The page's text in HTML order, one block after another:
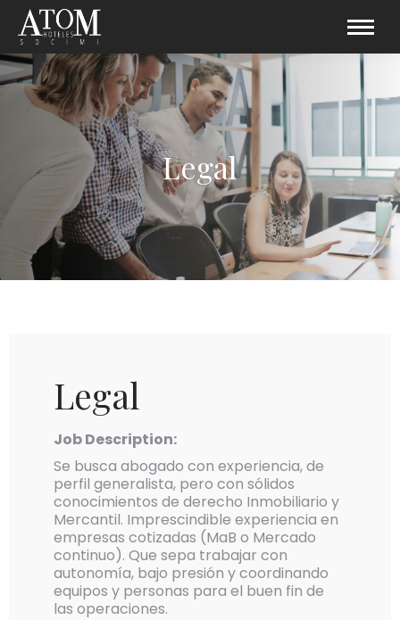
Legal
Legal
Job Description:
Se busca abogado con experiencia, de
perfil generalista, pero con sólidos
conocimientos de derecho Inmobiliario y
Mercantil. Imprescindible experiencia en
empresas cotizadas (MaB o Mercado
continuo). Que sepa trabajar con
autonomía, bajo presión y coordinando
equipos y personas para el buen fin de
las operaciones.